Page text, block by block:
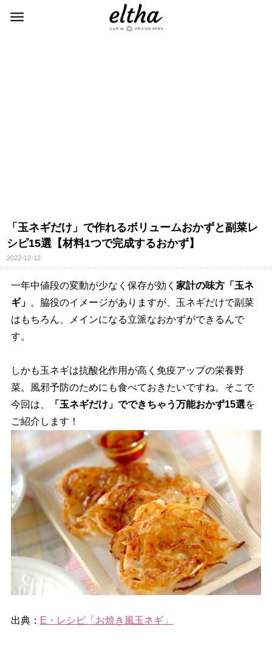
「玉ネギだけ」で作れるボリュームおかずと副菜レ
シピ15選【材料1つで完成するおかず】
2022-12-12
一年中値段の変動が少なく保存が効く 家計の味方「玉ネ
ギ」 。脇役のイメージがありますが、玉ネギだけで副菜
はもちろん、メインになる立派なおかずができるんで
す。
しかも玉ネギは抗酸化作用が高く免疫アップの栄養野
菜。風邪予防のためにも食べておきたいですね。そこで
今回は、
「玉ネギだけ」でできちゃう万能おかず15選を
ご紹介します！
出典： E・レシピ「お焼き風玉ネギ」